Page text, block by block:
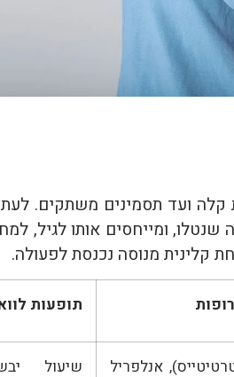
קלה ועד תסמינים משתקים.
ומייחסים אותו לגיל,
קלינית מנוסה נכנסת לפעולה.
תופעות
אנלפריל
שיעול יבש